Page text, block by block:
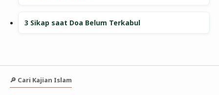
3 Sikap saat Doa Belum Terkabul
🔎 Cari Kajian Islam